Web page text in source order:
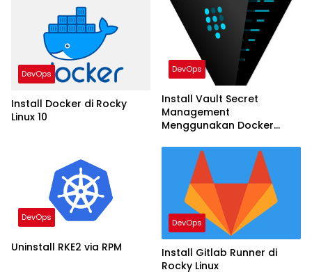
DevOps
Install Docker di Rocky
Linux 10
DevOps
Install Vault Secret
Management
Menggunakan Docker
DevOps
Uninstall RKE2 via RPM
DevOps
Install Gitlab Runner di
Rocky Linux